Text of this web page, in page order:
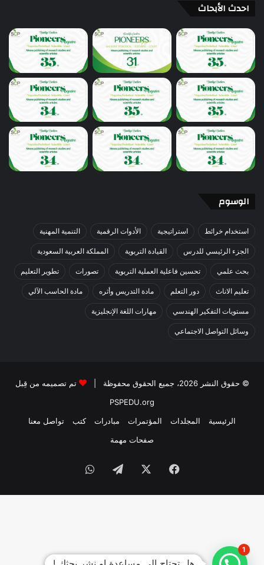
احدث الأبحاث
الوسوم
استخدام خرائط استراتيجية الأدوات الرقمية التنمية المهنية
الجزء الرئيسي للدرس القيادة التربوية المملكة العربية السعودية
بحث علمي تحسين فاعلية العملية التربوية تصورات تطوير التعليم
تعليم الاناث دور التعلم مادة التدريس وأثره مادة الحاسب الآلي
مستويات التفكير الهندسي مهارات اللغة الإنجليزية
وسائل التواصل الاجتماعي
© حقوق النشر 2026، جميع الحقوق محفوظة |
تم تصميمه من قِبل
PSPEDU.org
الرئيسية
المجلدات المؤتمرات مبادرات كتب
تواصل معنا
صفحات مهمة
1